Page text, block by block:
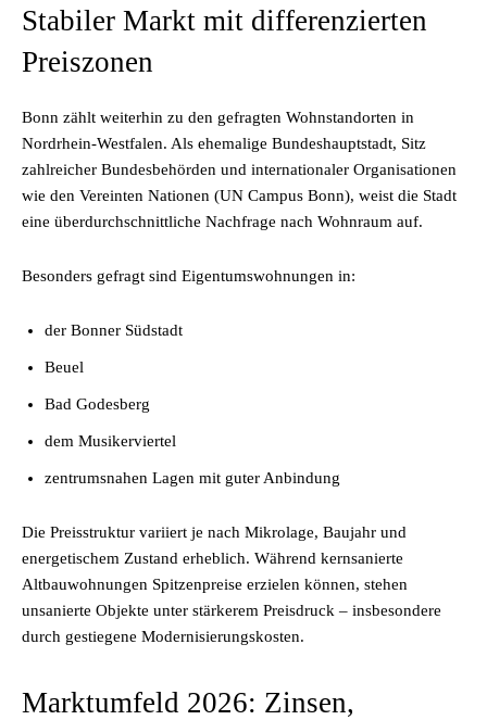
Stabiler Markt mit differenzierten
Preiszonen
Bonn zählt weiterhin zu den gefragten Wohnstandorten in
Nordrhein-Westfalen. Als ehemalige Bundeshauptstadt, Sitz
zahlreicher Bundesbehörden und internationaler Organisationen
wie den Vereinten Nationen (UN Campus Bonn), weist die Stadt
eine überdurchschnittliche Nachfrage nach Wohnraum auf.
Besonders gefragt sind Eigentumswohnungen in:
der Bonner Südstadt
Beuel
Bad Godesberg
dem Musikerviertel
zentrumsnahen Lagen mit guter Anbindung
Die Preisstruktur variiert je nach Mikrolage, Baujahr und
energetischem Zustand erheblich. Während kernsanierte
Altbauwohnungen Spitzenpreise erzielen können, stehen
unsanierte Objekte unter stärkerem Preisdruck – insbesondere
durch gestiegene Modernisierungskosten.
Marktumfeld 2026: Zinsen,